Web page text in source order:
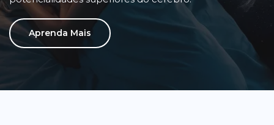
Aprenda Mais